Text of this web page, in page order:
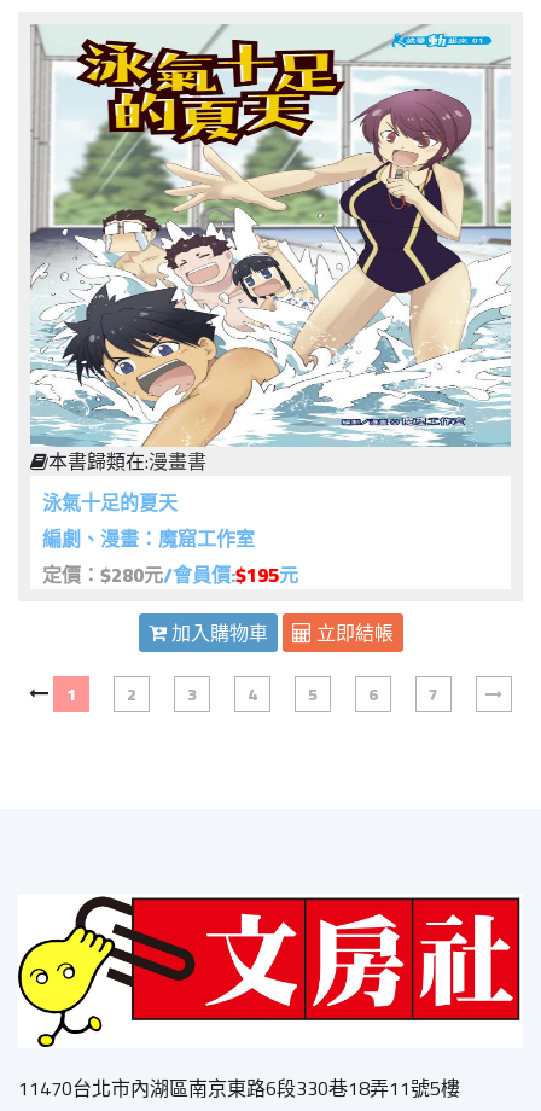
本書歸類在:漫畫書
泳氣十足的夏天
編劇、漫畫：魔窟工作室
定價：$280元/會員價:$195元
加入購物車
立即結帳
1 2 3 4 5 6 7
11470台北市內湖區南京東路6段330巷18弄11號5樓